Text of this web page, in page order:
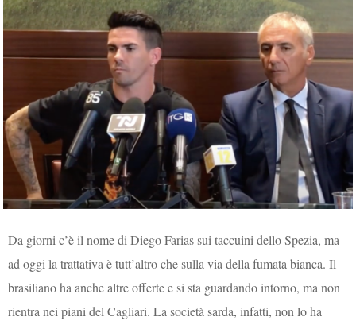
Da giorni c’è il nome di Diego Farias sui taccuini dello Spezia, ma
ad oggi la trattativa è tutt’altro che sulla via della fumata bianca. Il
brasiliano ha anche altre offerte e si sta guardando intorno, ma non
rientra nei piani del Cagliari. La società sarda, infatti, non lo ha